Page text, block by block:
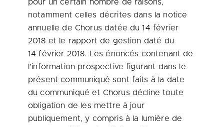
pour un certain nombre de raisons,
notamment celles décrites dans la notice
annuelle de Chorus datée du 14 février
2018 et le rapport de gestion daté du
14 février 2018. Les énoncés contenant de
l’information prospective figurant dans le
présent communiqué sont faits à la date
du communiqué et Chorus décline toute
obligation de les mettre à jour
publiquement, y compris à la lumière de